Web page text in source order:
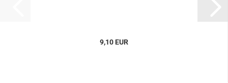
9,10 EUR